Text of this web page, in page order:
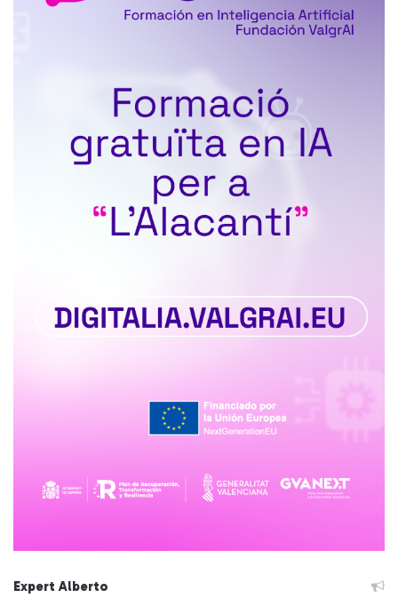
Expert Alberto